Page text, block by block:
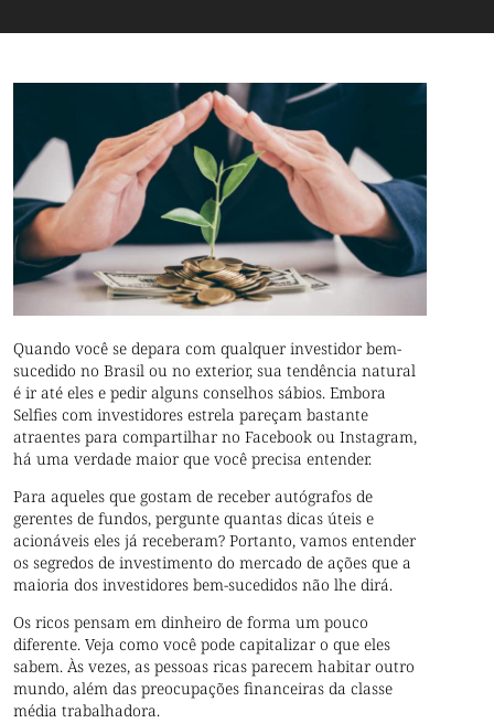
Quando você se depara com qualquer investidor bem-
sucedido no Brasil ou no exterior, sua tendência natural
é ir até eles e pedir alguns conselhos sábios. Embora
Selfies com investidores estrela pareçam bastante
atraentes para compartilhar no Facebook ou Instagram,
há uma verdade maior que você precisa entender.
Para aqueles que gostam de receber autógrafos de
gerentes de fundos, pergunte quantas dicas úteis e
acionáveis eles já receberam? Portanto, vamos entender
os segredos de investimento do mercado de ações que a
maioria dos investidores bem-sucedidos não lhe dirá.
Os ricos pensam em dinheiro de forma um pouco
diferente. Veja como você pode capitalizar o que eles
sabem. Às vezes, as pessoas ricas parecem habitar outro
mundo, além das preocupações financeiras da classe
média trabalhadora.